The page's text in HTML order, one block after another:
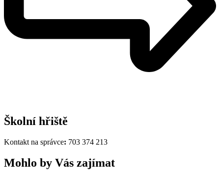
Školní hřiště
Kontakt na správce: 703 374 213
Mohlo by Vás zajímat